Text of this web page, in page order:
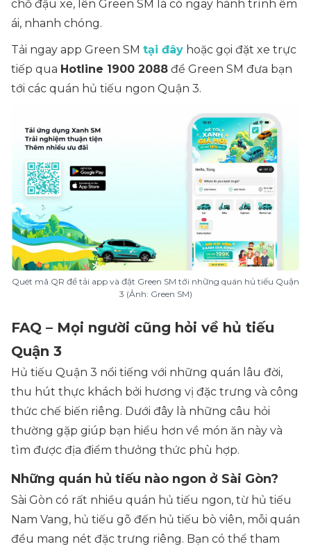
chỗ đậu xe, lên Green SM là có ngay hành trình êm
ái, nhanh chóng.
Tải ngay app Green SM tại đây hoặc gọi đặt xe trực
tiếp qua Hotline 1900 2088 để Green SM đưa bạn
tới các quán hủ tiếu ngon Quận 3.
Quét mã QR để tải app và đặt Green SM tới những quán hủ tiếu Quận
3 (Ảnh: Green SM)
FAQ – Mọi người cũng hỏi về hủ tiếu
Quận 3
Hủ tiếu Quận 3 nổi tiếng với những quán lâu đời,
thu hút thực khách bởi hương vị đặc trưng và công
thức chế biến riêng. Dưới đây là những câu hỏi
thường gặp giúp bạn hiểu hơn về món ăn này và
tìm được địa điểm thưởng thức phù hợp.
Những quán hủ tiếu nào ngon ở Sài Gòn?
Sài Gòn có rất nhiều quán hủ tiếu ngon, từ hủ tiếu
Nam Vang, hủ tiếu gõ đến hủ tiếu bò viên, mỗi quán
đều mang nét đặc trưng riêng. Bạn có thể tham